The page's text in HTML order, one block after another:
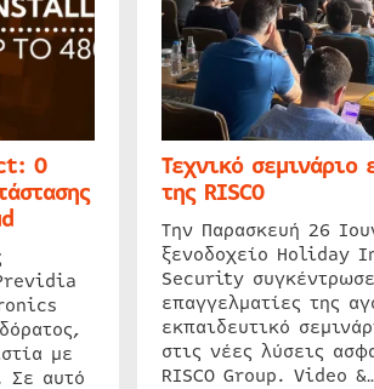
Ο
με
Σε αυτό
Τεχνικό σεμινάριο
της RISCO
Την Παρασκευή 26
ξενοδοχείο Holiday
Security
επαγγελματίες της
εκπαιδευτικό
στις νέες λύσεις
RISCO Group. Video